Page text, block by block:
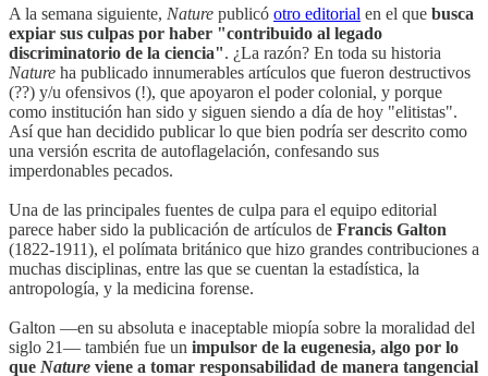
A la semana siguiente, Nature publicó otro editorial en el que busca
expiar sus culpas por haber "contribuido al legado
discriminatorio de la ciencia". ¿La razón? En toda su historia
Nature ha publicado innumerables artículos que fueron destructivos
(??) y/u ofensivos (!), que apoyaron el poder colonial, y porque
como institución han sido y siguen siendo a día de hoy "elitistas".
Así que han decidido publicar lo que bien podría ser descrito como
una versión escrita de autoflagelación, confesando sus
imperdonables pecados.
Una de las principales fuentes de culpa para el equipo editorial
parece haber sido la publicación de artículos de Francis Galton
(1822-1911), el polímata británico que hizo grandes contribuciones a
muchas disciplinas, entre las que se cuentan la estadística, la
antropología, y la medicina forense.
Galton —en su absoluta e inaceptable miopía sobre la moralidad del
siglo 21— también fue un impulsor de la eugenesia, algo por lo
que Nature viene a tomar responsabilidad de manera tangencial